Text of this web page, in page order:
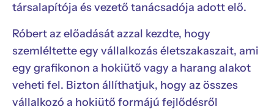
társalapítója és vezető tanácsadója adott elő.
Róbert az előadását azzal kezdte, hogy
szemléltette egy vállalkozás életszakaszait, ami
egy grafikonon a hokiütő vagy a harang alakot
veheti fel. Bizton állíthatjuk, hogy az összes
vállalkozó a hokiütő formájú fejlődésről